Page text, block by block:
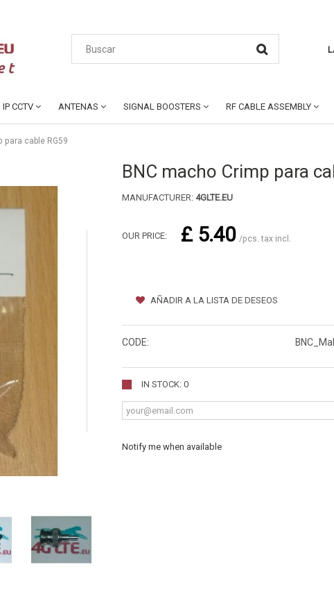
IP CCTV ANTENAS SIGNAL BOOSTERS RF CABLE ASSEMBLY
para cable RG59
BNC macho Crimp para
MANUFACTURER: 4GLTE.EU
OUR PRICE: £ 5.40 /pcs. tax incl.
AÑADIR A LA LISTA DE DESEOS
CODE:
IN STOCK: 0
Notify me when available